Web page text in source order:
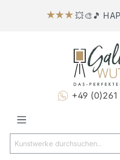
★★★💥🎨🎵
+49 (0)261